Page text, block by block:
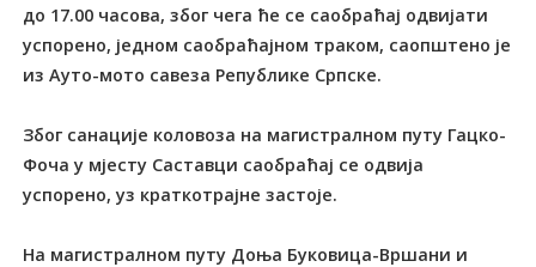
до 17.00 часова, због чега ће се саобраћај одвијати
успорено, једном саобраћајном траком, саопштено је
из Ауто-мото савеза Републике Српске.
Због санације коловоза на магистралном путу Гацко-
Фоча у мјесту Саставци саобраћај се одвија
успорено, уз краткотрајне застоје.
На магистралном путу Доња Буковица-Вршани и